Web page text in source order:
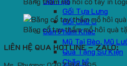
Gối Tựa Lưng
Gối Chữ U
Sản Phẩm Khác
Mũ Tai Bèo, Mũ
Quà Tặng Sự Kiện
Chăn Nỉ
Băng cổ tay thấm mồ hôi quà
LIÊN HỆ QUA HOTLINE – ZALO: